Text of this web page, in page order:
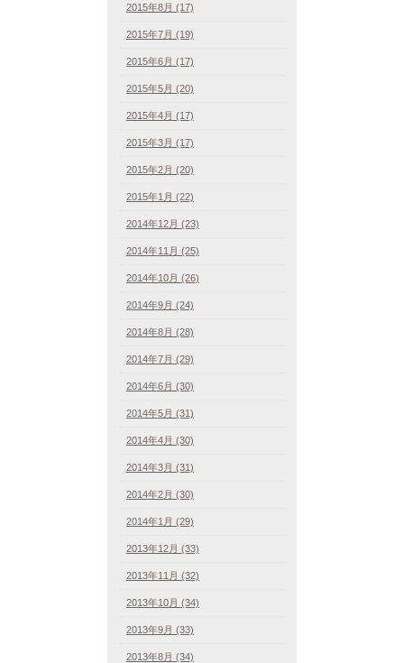
2015年8月 (17)
2015年7月 (19)
2015年6月 (17)
2015年5月 (20)
2015年4月 (17)
2015年3月 (17)
2015年2月 (20)
2015年1月 (22)
2014年12月 (23)
2014年11月 (25)
2014年10月 (26)
2014年9月 (24)
2014年8月 (28)
2014年7月 (29)
2014年6月 (30)
2014年5月 (31)
2014年4月 (30)
2014年3月 (31)
2014年2月 (30)
2014年1月 (29)
2013年12月 (33)
2013年11月 (32)
2013年10月 (34)
2013年9月 (33)
2013年8月 (34)